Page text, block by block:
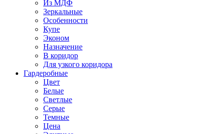
Из МДФ
Зеркальные
Особенности
Купе
Эконом
Назначение
В коридор
Для узкого коридора
Гардеробные
Цвет
Белые
Светлые
Серые
Темные
Цена